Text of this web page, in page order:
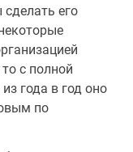
его
с полной
года в год оно
по